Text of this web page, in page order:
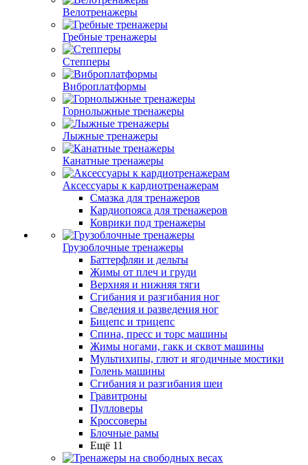
Велотренажеры
Гребные тренажеры
Степперы
Виброплатформы
Горнолыжные тренажеры
Лыжные тренажеры
Канатные тренажеры
Аксессуары к кардиотренажерам
Смазка для тренажеров
Кардиопояса для тренажеров
Коврики под тренажеры
Грузоблочные тренажеры
Баттерфляи и дельты
Жимы от плеч и груди
Верхняя и нижняя тяги
Сгибания и разгибания ног
Сведения и разведения ног
Бицепс и трицепс
Спина, пресс и торс машины
Жимы ногами, гакк и сквот машины
Мультихипы, глют и ягодичные мостики
Голень машины
Сгибания и разгибания шеи
Гравитроны
Пулловеры
Кроссоверы
Блочные рамы
Ещё 11